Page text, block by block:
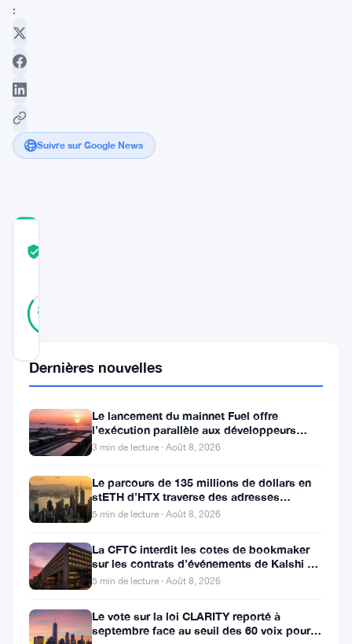
:
Suivre sur Google News
85
Tether
Operations
Limited
Tether),
motrice
derrièretether.to
Dernières nouvelles
Le lancement du mainnet Fuel offre
l’exécution parallèle aux développeurs
d’Ethereum
3 min de lecture · Août 8, 2026
Le parcours de 135 millions de dollars en
stETH d’HTX traverse des adresses
Poloniex
5 min de lecture · Août 8, 2026
La CFTC interdit les cotes de bookmaker
sur les contrats d’événements de Kalshi et
Polymarket
5 min de lecture · Août 8, 2026
Le vote sur la loi CLARITY reporté à
septembre face au seuil des 60 voix pour le